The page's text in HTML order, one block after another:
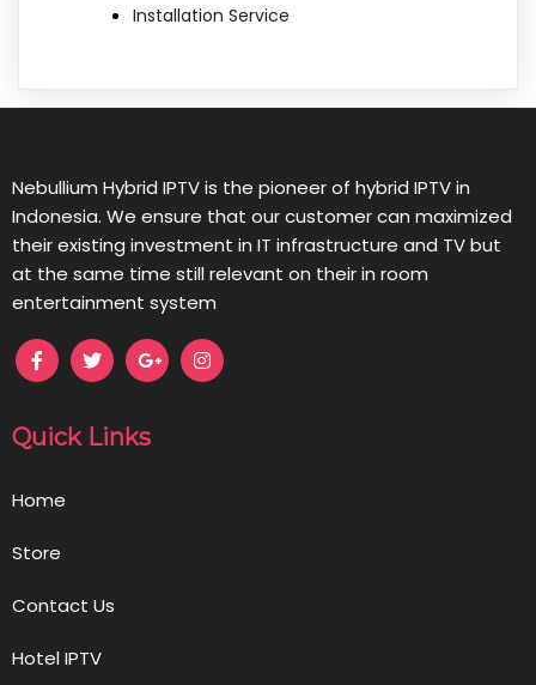
Installation Service
Nebullium Hybrid IPTV is the pioneer of hybrid IPTV in
Indonesia. We ensure that our customer can maximized
their existing investment in IT infrastructure and TV but
at the same time still relevant on their in room
entertainment system
Quick Links
Home
Store
Contact Us
Hotel IPTV